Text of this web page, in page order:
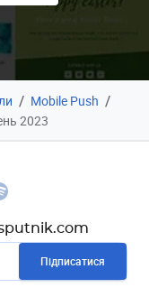
/ Mobile Push /
2023
Підписатися